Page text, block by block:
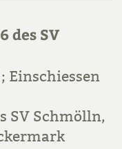
des SV
Einschiessen
SV Schmölln,